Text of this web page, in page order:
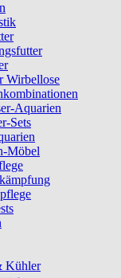
Wirbellose
Aquarien
Sets
Möbel
Kühler